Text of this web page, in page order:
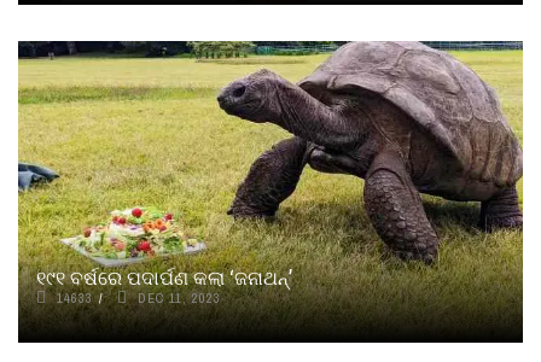
୧୯୧ ବର୍ଷରେ ପଦାର୍ପଣ କଲା ‘ଜନାଥନ୍‌’
14633 DEC 11, 2023